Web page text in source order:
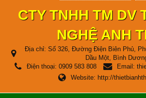
CTY TNHH TM DV
NGHỆ ANH
Địa chỉ: Số 326, Đường Điện Biên Phủ,
Dầu Một, Bình
Điện thoại: 0909 583 808 Email:
Website: http://